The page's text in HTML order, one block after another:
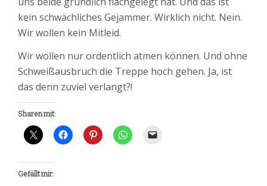
kein schwächliches Gejammer. Wirklich nicht. Nein.
Wir wollen kein Mitleid.
Wir wollen nur ordentlich atmen können. Und ohne
Schweißausbruch die Treppe hoch gehen. Ja, ist
das denn zuviel verlangt?!
Sharen mit:
Gefällt mir: